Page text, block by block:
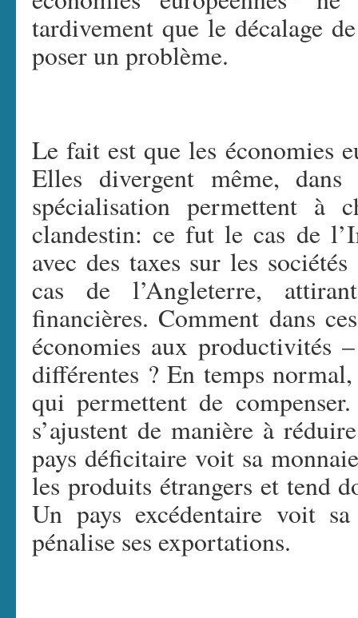
tardivement que le décalage
poser un problème.
Le fait est que les économies
Elles divergent même,
spécialisation permettent à
clandestin: ce fut le cas de
avec des taxes sur les
cas de l’Angleterre,
financières. Comment dans
économies aux productivités
différentes ? En temps
qui permettent de
s’ajustent de manière à
pays déficitaire voit sa
les produits étrangers et tend
Un pays excédentaire voit
pénalise ses exportations.